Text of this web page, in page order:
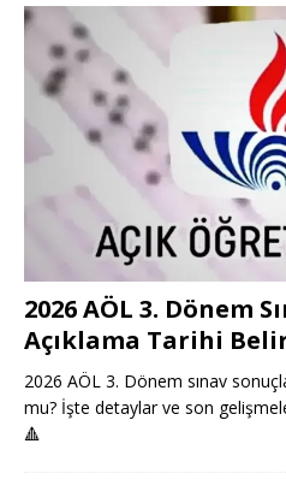
2026 AÖL 3. Dönem
Açıklama Tarihi
2026 AÖL 3. Dönem sınav
mu? İşte detaylar ve son
🔺